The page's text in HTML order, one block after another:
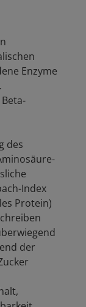
Enzyme
des
Index
Protein)
der